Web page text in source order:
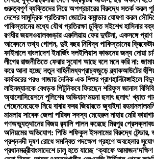
গুরুত্বপূর্ণ ব্যক্তিদের নিয়ে অপপ্রচারের বিরুদ্ধে সতর্ক করল
দেশের সামুদ্রিক প্রতিরক্ষা জোটের কমান্ডার ঘোষণা করল সৌদি
পাকিস্তানের মধ্যে যৌথ প্রতিরক্ষা চুক্তি সইশেখ হাসিনার
রণধীর জয়সওয়ালবগুড়ার এরুলিয়ায় ফের দুর্ঘটনা, একসঙ্গে প্রাণ
আবেদনে তথ্য গোপন, দুই বছর নিষিদ্ধ পাকিস্তানের
ফাইনালে বাংলাদেশ ইমার্জিং দলইলিয়াস কাঞ্চনের জন্য দোয়া
লীগের রাজনীতিতে ফেরার সুযোগ আছে বলে মনে করি না:
করে আনা হচ্ছে নতুন বাহিনীমধ্যপ্রাচ্যজুড়ে ব্ল্যাকআউটের
কার্যকরের পরও গাজায় দৈনিক এক শিশুর প্রাণহানিটাঙ্গাইলে
লাইনম্যানকে বেধড়ক পিটুনিকবে ফিরছেন শরিফুল জানাল বিসিবি
অ্যাসোসিয়েশনে পুলিশের অভিযান‘ময়না ছলাৎ ছলাৎ’ খ্যাত
গেছেনমেয়েকে নিয়ে বাবার কবর জিয়ারতে জুবাইদা রহমান
মামলায় সাবেক জেলা পরিষদ সদস্য মেহেরুন নাহার মেরি
গণঅভ্যুত্থানের বিজয় র‍্যালি পালন করেছে মিরপুর প্রেসক্লাব
অনিয়মের অভিযোগ: পিডি শফিকুল ইসলামের বিরুদ্ধে টেন্ডার,
প্রশ্ননদী দূষণ রোধে সমন্বিত পদক্ষেপ গ্রহণে অবহেলার
প্রধানমন্ত্রীবাংলাদেশে চালু হতে যাচ্ছে ‘ক্যাফে আমাজন’